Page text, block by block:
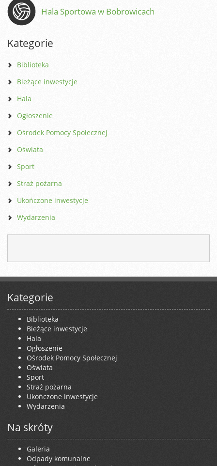
Hala Sportowa w Bobrowicach
Kategorie
Biblioteka
Bieżące inwestycje
Hala
Ogłoszenie
Ośrodek Pomocy Społecznej
Oświata
Sport
Straż pożarna
Ukończone inwestycje
Wydarzenia
Kategorie
Biblioteka
Bieżące inwestycje
Hala
Ogłoszenie
Ośrodek Pomocy Społecznej
Oświata
Sport
Straż pożarna
Ukończone inwestycje
Wydarzenia
Na skróty
Galeria
Odpady komunalne